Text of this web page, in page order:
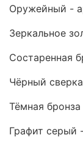
Оружейный -
Зеркальное
Состаренная
Чёрный
Тёмная
Графит серый